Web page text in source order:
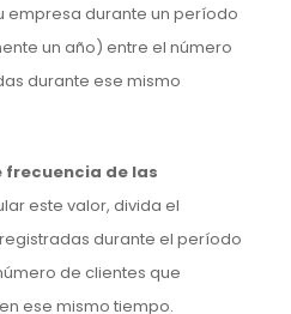
empresa durante un período
un año) entre el número
durante ese mismo
frecuencia de las
este valor, divida el
durante el período
de clientes que
ese mismo tiempo.